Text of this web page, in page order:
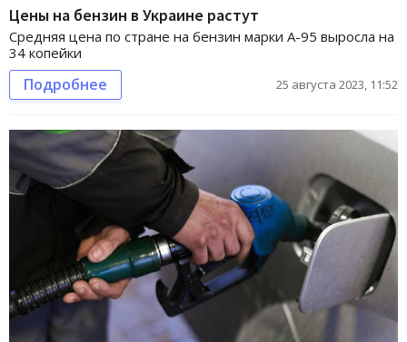
Цены на бензин в Украине растут
Средняя цена по стране на бензин марки А-95 выросла на
34 копейки
Подробнее 25 августа 2023, 11:52